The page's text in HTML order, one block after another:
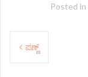
Posted in
ಪಣ್ಣ್